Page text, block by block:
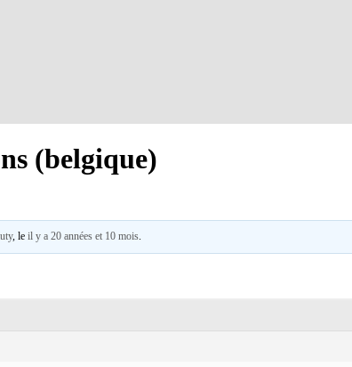
(belgique)
, leil y a 20 années et 10 mois